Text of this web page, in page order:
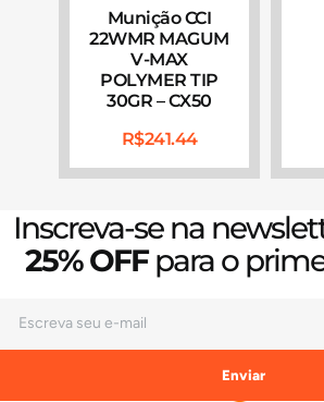
Munição CCI
22WMR MAGUM
V-MAX
POLYMER TIP
30GR – CX50
R$241.44
Inscreva-se na
25% OFFpara o
Enviar